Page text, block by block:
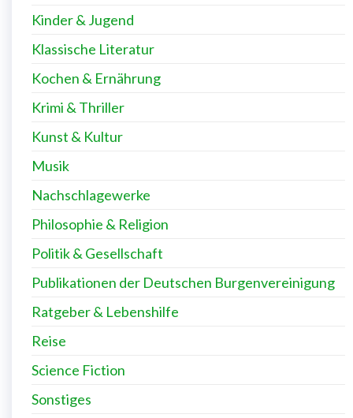
Kinder & Jugend
Klassische Literatur
Kochen & Ernährung
Krimi & Thriller
Kunst & Kultur
Musik
Nachschlagewerke
Philosophie & Religion
Politik & Gesellschaft
Publikationen der Deutschen Burgenvereinigung
Ratgeber & Lebenshilfe
Reise
Science Fiction
Sonstiges